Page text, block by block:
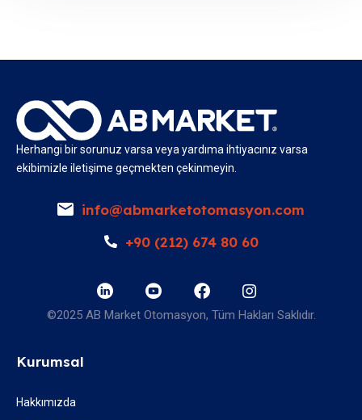
Herhangi bir sorunuz varsa veya yardıma ihtiyacınız varsa
ekibimizle iletişime geçmekten çekinmeyin.
info@abmarketotomasyon.com
+90 (212) 674 80 60
©2025 AB Market Otomasyon, Tüm Hakları Saklıdır.
Kurumsal
Hakkımızda